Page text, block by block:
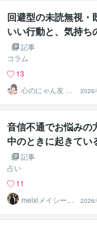
回避型の未読無視・
いい行動と、気持ち
記事
コラム
13
心のにゃん友 ゆ
かこ【うつ・復
縁相談】
音信不通でお悩みの
中のときに起きてい
記事
占い
11
meixiメイシー☆
幸せ引き寄せる
占い師